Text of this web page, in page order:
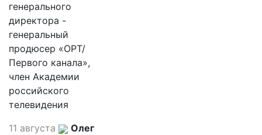
генерального
директора -
генеральный
продюсер «ОРТ/
Первого канала»,
член Академии
российского
телевидения
11 августа
Олег